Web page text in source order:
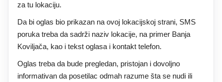
za tu lokaciju.
Da bi oglas bio prikazan na ovoj lokacijskoj strani, SMS
poruka treba da sadrži naziv lokacije, na primer Banja
Koviljača, kao i tekst oglasa i kontakt telefon.
Oglas treba da bude pregledan, pristojan i dovoljno
informativan da posetilac odmah razume šta se nudi ili